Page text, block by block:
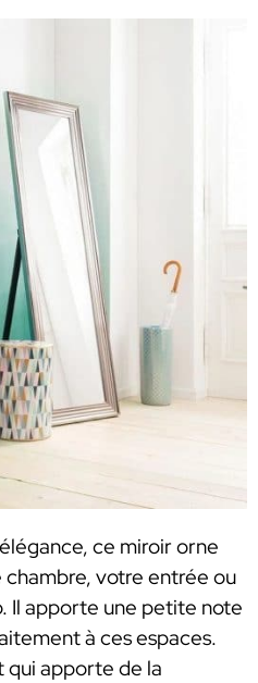
ce miroir orne
votre entrée ou
Il apporte une petite note
à ces espaces.
qui apporte de la